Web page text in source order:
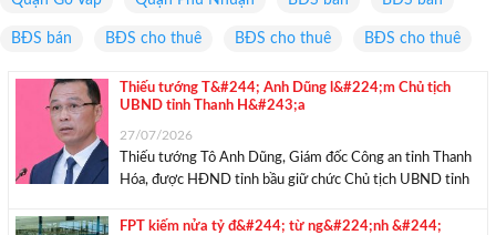
BĐS bán BĐS cho thuê BĐS cho thuê BĐS cho thuê
Thiếu tướng T&#244; Anh Dũng l&#224;m Chủ tịch
UBND tỉnh Thanh H&#243;a
27/07/2026
Thiếu tướng Tô Anh Dũng, Giám đốc Công an tỉnh Thanh
Hóa, được HĐND tỉnh bầu giữ chức Chủ tịch UBND tỉnh
Trước khi được HĐND tỉnh bầu giữ chức Chủ tịch UBND
FPT kiếm nửa tỷ đ&#244; từ ng&#224;nh &#244;